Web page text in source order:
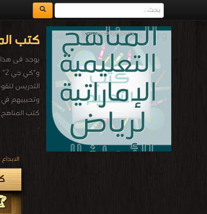
كتب
التدريس
وتحبيبهم
كتب المناهج
.
الابداع